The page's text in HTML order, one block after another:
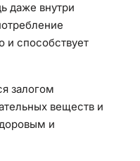
даже внутри
и способствует
залогом
веществ и
и